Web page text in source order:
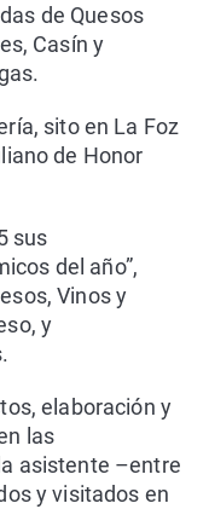
de Quesos
Casín y
sito en La Foz
de Honor
sus
del año”,
Vinos y
y
elaboración y
las
asistente –entre
y visitados en